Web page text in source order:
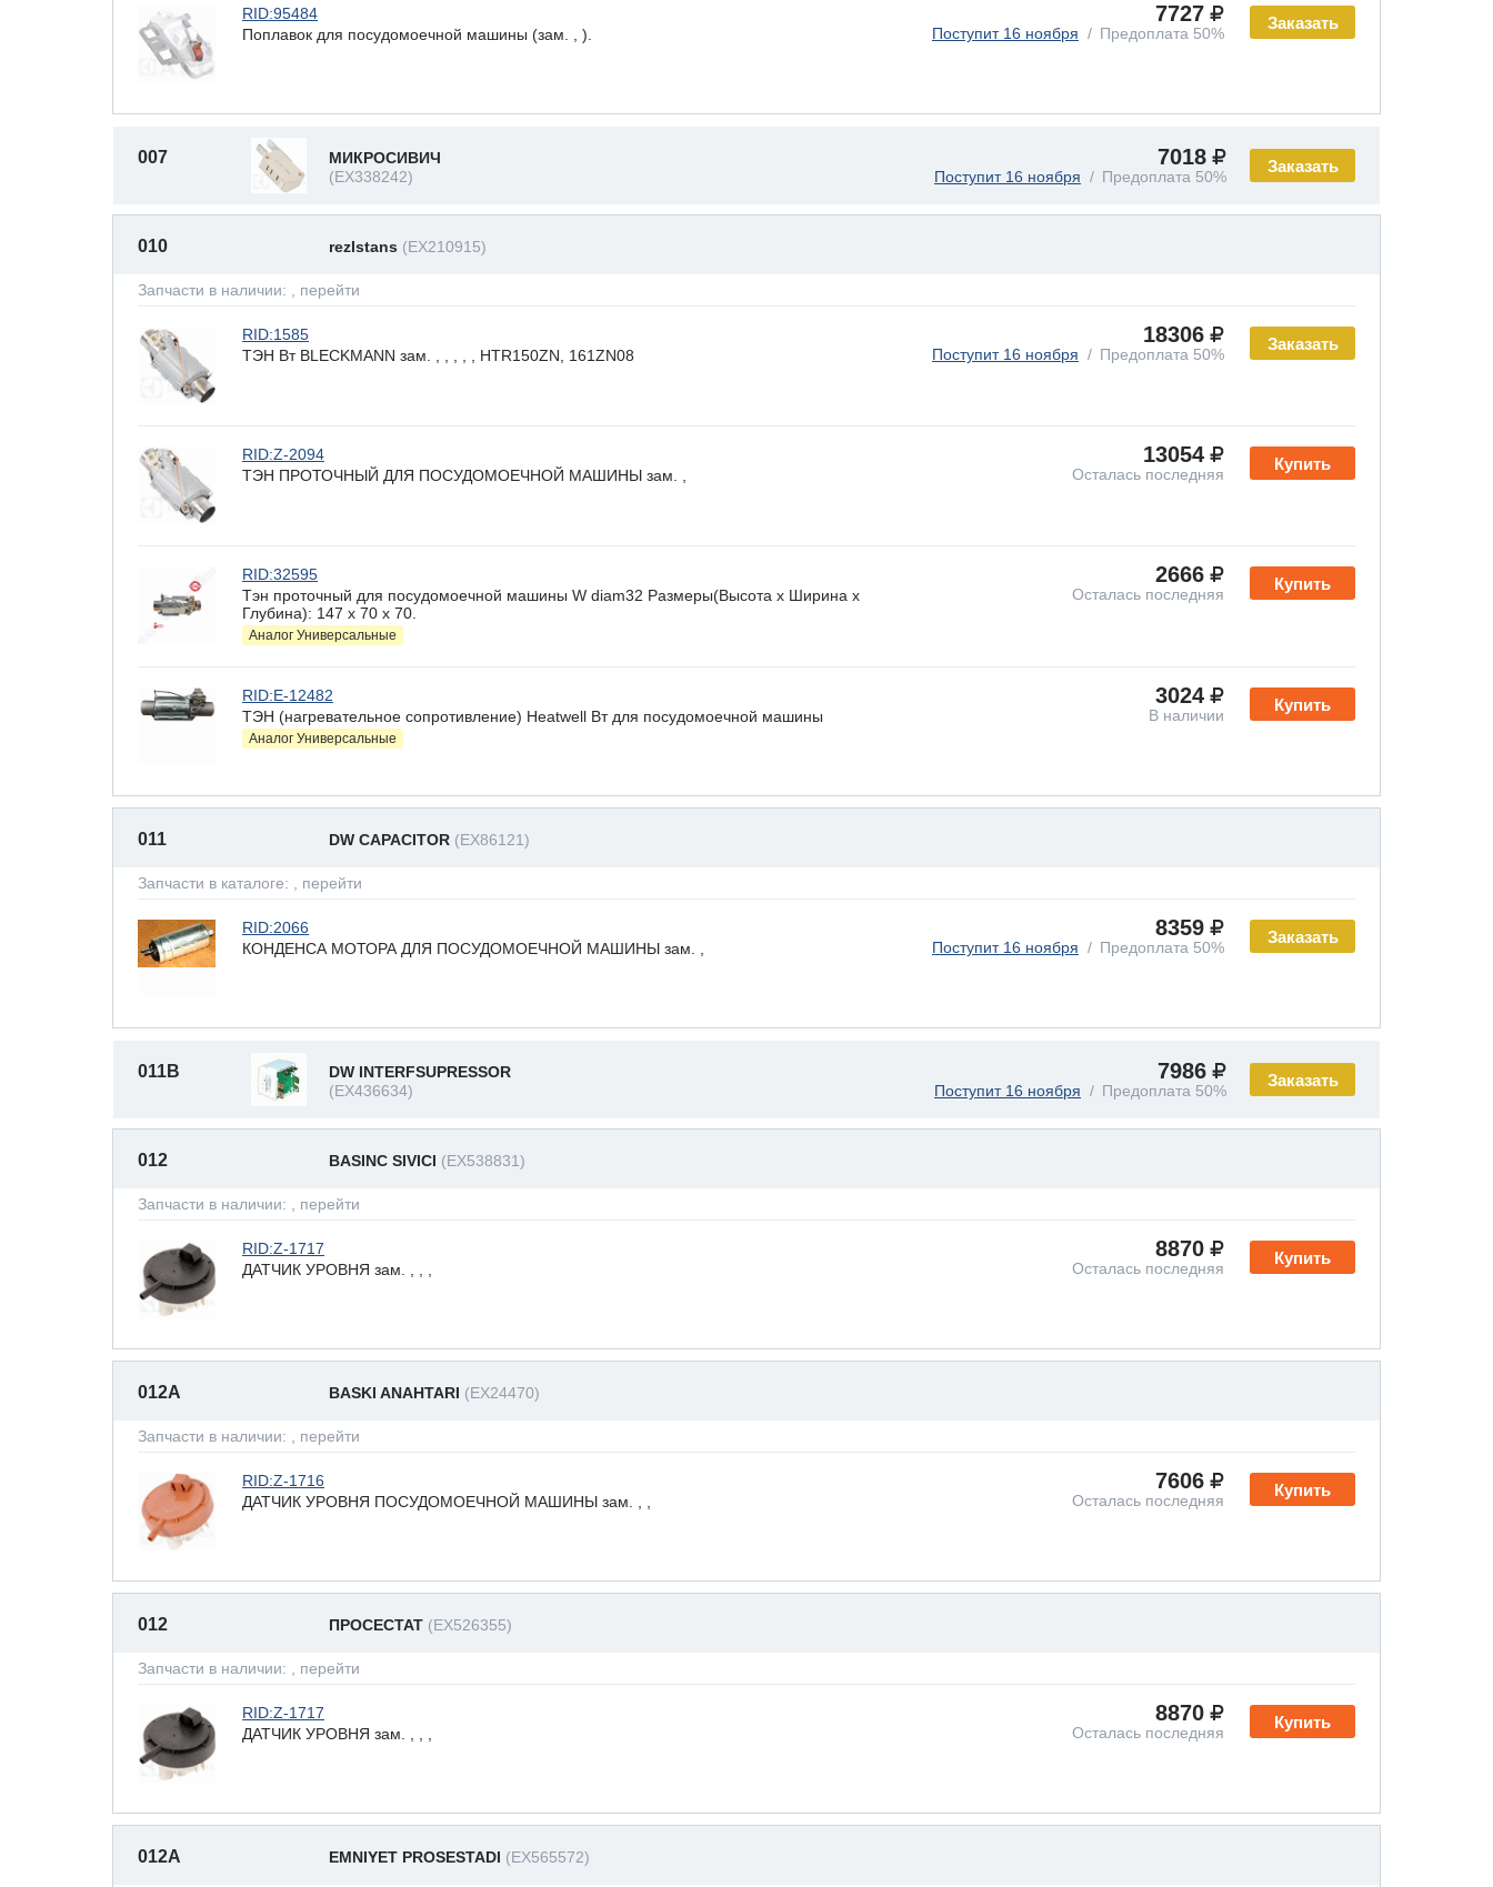
Заказать
RID:95484
Поплавок для посудомоечной машины (зам. , ).
7727
Поступит 16 ноября Предоплата 50%
Заказать
007
МИКРОСИВИЧ
(EX338242)
7018
Поступит 16 ноября Предоплата 50%
010 rezIstans (EX210915)
Запчасти в наличии: , перейти
Заказать
RID:1585
ТЭН Вт BLECKMANN зам. , , , , , HTR150ZN, 161ZN08
18306
Поступит 16 ноября Предоплата 50%
Купить
RID:Z-2094
ТЭН ПРОТОЧНЫЙ ДЛЯ ПОСУДОМОЕЧНОЙ МАШИНЫ зам. ,
13054
Осталась последняя
Купить
RID:32595
Тэн проточный для посудомоечной машины W diam32 Размеры(Высота х Ширина х
Глубина): 147 x 70 х 70.
Аналог Универсальные
2666
Осталась последняя
Купить
RID:E-12482
ТЭН (нагревательное сопротивление) Heatwell Вт для посудомоечной машины
Аналог Универсальные
3024
В наличии
011 DW CAPACITOR (EX86121)
Запчасти в каталоге: , перейти
Заказать
RID:2066
КОНДЕНСА МОТОРА ДЛЯ ПОСУДОМОЕЧНОЙ МАШИНЫ зам. ,
8359
Поступит 16 ноября Предоплата 50%
Заказать
011B
DW INTERFSUPRESSOR
(EX436634)
7986
Поступит 16 ноября Предоплата 50%
012 BASINC SIVICI (EX538831)
Запчасти в наличии: , перейти
Купить
RID:Z-1717
ДАТЧИК УРОВНЯ зам. , , ,
8870
Осталась последняя
012A BASKI ANAHTARI (EX24470)
Запчасти в наличии: , перейти
Купить
RID:Z-1716
ДАТЧИК УРОВНЯ ПОСУДОМОЕЧНОЙ МАШИНЫ зам. , ,
7606
Осталась последняя
012 ПРОСЕСТАТ (EX526355)
Запчасти в наличии: , перейти
Купить
RID:Z-1717
ДАТЧИК УРОВНЯ зам. , , ,
8870
Осталась последняя
012A EMNIYET PROSESTADI (EX565572)